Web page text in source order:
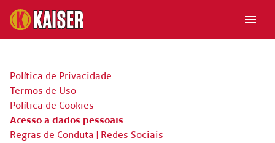
Política de Privacidade
Termos de Uso
Política de Cookies
Acesso a dados pessoais
Regras de Conduta | Redes Sociais